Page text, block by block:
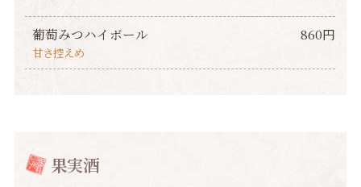
葡萄みつハイボール 860円
甘さ控えめ
果実酒